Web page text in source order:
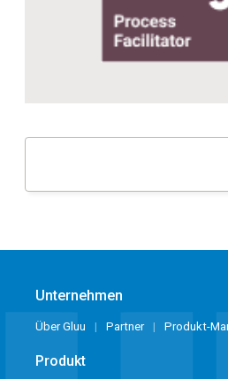
Unternehmen
Über Gluu Partner Produkt-
Produkt